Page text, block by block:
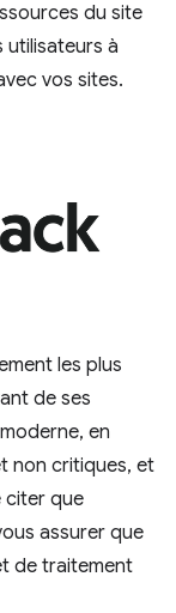
du site
utilisateurs à
vos sites.
les plus
de ses
en
non critiques, et
citer que
assurer que
de traitement